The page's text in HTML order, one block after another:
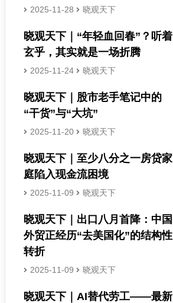
2025-11-28 晓观天下
晓观天下｜“年轻血回春”？听着
玄乎，其实就是一场折腾
2025-11-24 晓观天下
晓观天下｜股市老手笔记中的
“干货”与“大坑”
2025-11-20 晓观天下
晓观天下｜至少八分之一房贷家
庭陷入现金流困境
2025-11-09 晓观天下
晓观天下｜出口八月首降：中国
外贸正经历“去美国化”的结构性
转折
2025-11-09 晓观天下
晓观天下｜AI替代劳工——最新